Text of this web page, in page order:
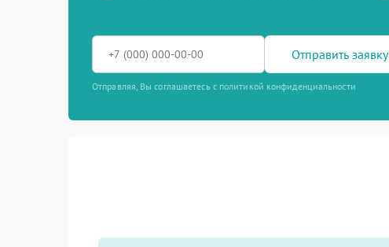
Отправить заявку
Отправляя, Вы соглашаетесь с политикой конфиденциальности